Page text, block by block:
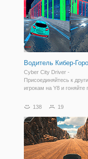
руки" вам
Водитель Кибер-
Cyber City Driver -
Присоединяйтесь к
игрокам на Y8 и гоняйте
пандусам и
своему другу и
автомобили и примите
138 19